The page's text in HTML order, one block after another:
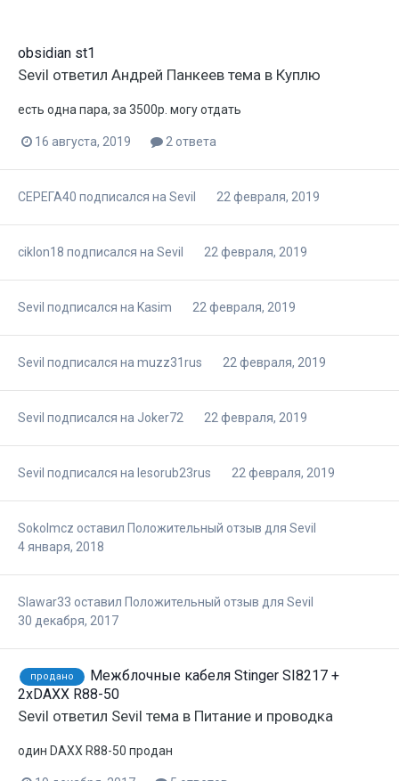
obsidian st1
Sevil ответил Андрей Панкеев тема в Куплю
есть одна пара, за 3500р. могу отдать
16 августа, 2019 2 ответа
СЕРЕГА40 подписался на Sevil 22 февраля, 2019
ciklon18 подписался на Sevil 22 февраля, 2019
Sevil подписался на Kasim 22 февраля, 2019
Sevil подписался на muzz31rus 22 февраля, 2019
Sevil подписался на Joker72 22 февраля, 2019
Sevil подписался на lesorub23rus 22 февраля, 2019
Sokolmcz оставил Положительный отзыв для Sevil
4 января, 2018
Slawar33 оставил Положительный отзыв для Sevil
30 декабря, 2017
продано
Межблочные кабеля Stinger SI8217 +
2хDAXX R88-50
Sevil ответил Sevil тема в Питание и проводка
один DAXX R88-50 продан